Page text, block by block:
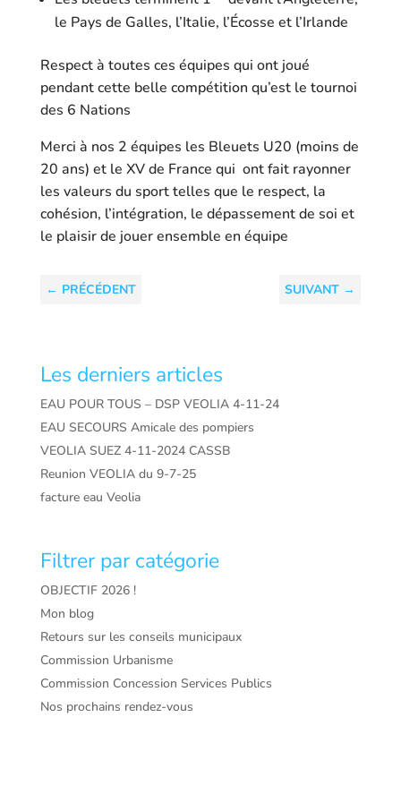
le Pays de Galles, l’Italie, l’Écosse et l’Irlande
Respect à toutes ces équipes qui ont joué
pendant cette belle compétition qu’est le tournoi
des 6 Nations
Merci à nos 2 équipes les Bleuets U20 (moins de
20 ans) et le XV de France qui ont fait rayonner
les valeurs du sport telles que le respect, la
cohésion, l’intégration, le dépassement de soi et
le plaisir de jouer ensemble en équipe
← PRÉCÉDENT SUIVANT →
Les derniers articles
EAU POUR TOUS – DSP VEOLIA 4-11-24
EAU SECOURS Amicale des pompiers
VEOLIA SUEZ 4-11-2024 CASSB
Reunion VEOLIA du 9-7-25
facture eau Veolia
Filtrer par catégorie
OBJECTIF 2026 !
Mon blog
Retours sur les conseils municipaux
Commission Urbanisme
Commission Concession Services Publics
Nos prochains rendez-vous